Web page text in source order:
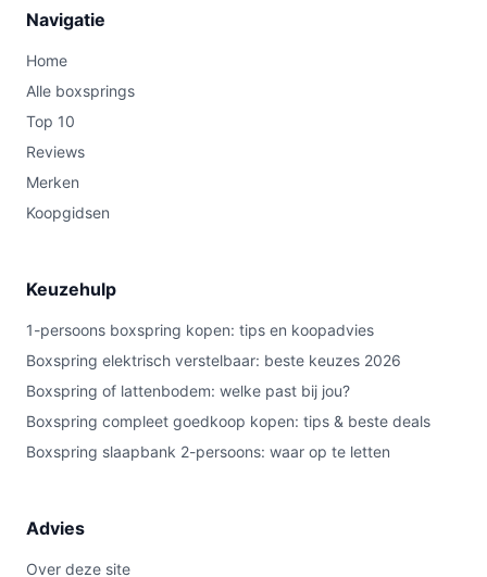
Navigatie
Home
Alle boxsprings
Top 10
Reviews
Merken
Koopgidsen
Keuzehulp
1-persoons boxspring kopen: tips en koopadvies
Boxspring elektrisch verstelbaar: beste keuzes 2026
Boxspring of lattenbodem: welke past bij jou?
Boxspring compleet goedkoop kopen: tips & beste deals
Boxspring slaapbank 2-persoons: waar op te letten
Advies
Over deze site